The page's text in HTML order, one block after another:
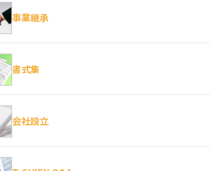
事業継承
書式集
会社設立